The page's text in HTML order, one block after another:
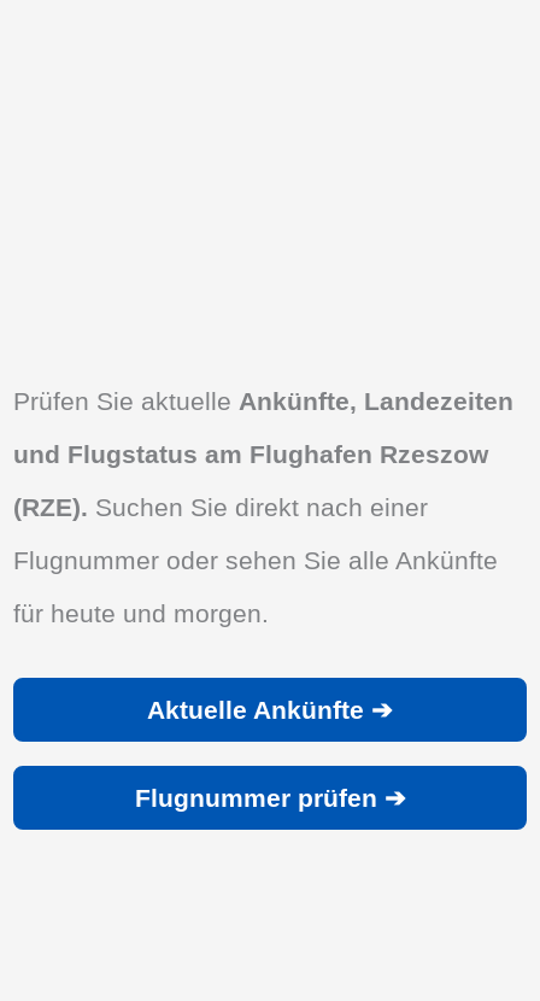
Prüfen Sie aktuelle Ankünfte, Landezeiten
und Flugstatus am Flughafen Rzeszow
(RZE). Suchen Sie direkt nach einer
Flugnummer oder sehen Sie alle Ankünfte
für heute und morgen.
Aktuelle Ankünfte ➔
Flugnummer prüfen ➔